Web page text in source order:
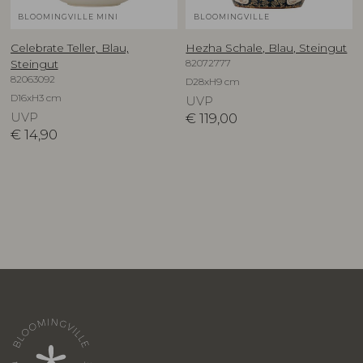
BLOOMINGVILLE MINI
Celebrate Teller, Blau,
Steingut
82063092
D16xH3 cm
UVP
€ 14,90
BLOOMINGVILLE
Hezha Schale, Blau, Steingut
82072777
D28xH9 cm
UVP
€ 119,00